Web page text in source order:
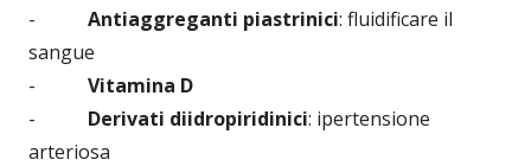
- Antiaggreganti piastrinici: fluidificare il
sangue
- Vitamina D
- Derivati diidropiridinici: ipertensione
arteriosa